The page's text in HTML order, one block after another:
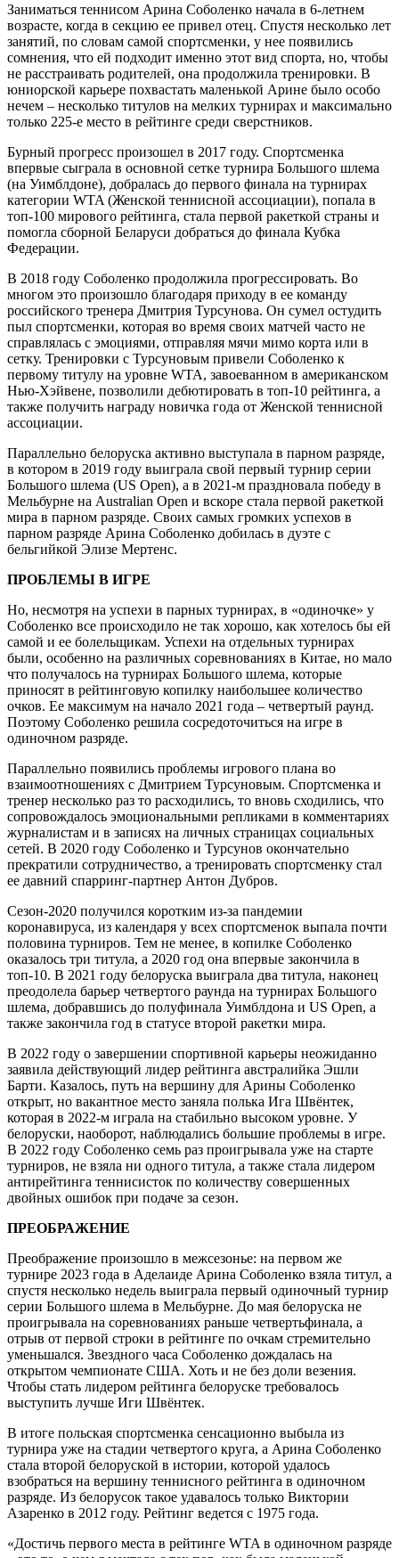
Заниматься теннисом Арина Соболенко начала в 6-летнем
возрасте, когда в секцию ее привел отец. Спустя несколько лет
занятий, по словам самой спортсменки, у нее появились
сомнения, что ей подходит именно этот вид спорта, но, чтобы
не расстраивать родителей, она продолжила тренировки. В
юниорской карьере похвастать маленькой Арине было особо
нечем – несколько титулов на мелких турнирах и максимально
только 225-е место в рейтинге среди сверстников.
Бурный прогресс произошел в 2017 году. Спортсменка
впервые сыграла в основной сетке турнира Большого шлема
(на Уимблдоне), добралась до первого финала на турнирах
категории WTA (Женской теннисной ассоциации), попала в
топ-100 мирового рейтинга, стала первой ракеткой страны и
помогла сборной Беларуси добраться до финала Кубка
Федерации.
В 2018 году Соболенко продолжила прогрессировать. Во
многом это произошло благодаря приходу в ее команду
российского тренера Дмитрия Турсунова. Он сумел остудить
пыл спортсменки, которая во время своих матчей часто не
справлялась с эмоциями, отправляя мячи мимо корта или в
сетку. Тренировки с Турсуновым привели Соболенко к
первому титулу на уровне WTA, завоеванном в американском
Нью-Хэйвене, позволили дебютировать в топ-10 рейтинга, а
также получить награду новичка года от Женской теннисной
ассоциации.
Параллельно белоруска активно выступала в парном разряде,
в котором в 2019 году выиграла свой первый турнир серии
Большого шлема (US Open), а в 2021-м праздновала победу в
Мельбурне на Australian Open и вскоре стала первой ракеткой
мира в парном разряде. Своих самых громких успехов в
парном разряде Арина Соболенко добилась в дуэте с
бельгийкой Элизе Мертенс.
ПРОБЛЕМЫ В ИГРЕ
Но, несмотря на успехи в парных турнирах, в «одиночке» у
Соболенко все происходило не так хорошо, как хотелось бы ей
самой и ее болельщикам. Успехи на отдельных турнирах
были, особенно на различных соревнованиях в Китае, но мало
что получалось на турнирах Большого шлема, которые
приносят в рейтинговую копилку наибольшее количество
очков. Ее максимум на начало 2021 года – четвертый раунд.
Поэтому Соболенко решила сосредоточиться на игре в
одиночном разряде.
Параллельно появились проблемы игрового плана во
взаимоотношениях с Дмитрием Турсуновым. Спортсменка и
тренер несколько раз то расходились, то вновь сходились, что
сопровождалось эмоциональными репликами в комментариях
журналистам и в записях на личных страницах социальных
сетей. В 2020 году Соболенко и Турсунов окончательно
прекратили сотрудничество, а тренировать спортсменку стал
ее давний спарринг-партнер Антон Дубров.
Сезон-2020 получился коротким из-за пандемии
коронавируса, из календаря у всех спортсменок выпала почти
половина турниров. Тем не менее, в копилке Соболенко
оказалось три титула, а 2020 год она впервые закончила в
топ-10. В 2021 году белоруска выиграла два титула, наконец
преодолела барьер четвертого раунда на турнирах Большого
шлема, добравшись до полуфинала Уимблдона и US Open, а
также закончила год в статусе второй ракетки мира.
В 2022 году о завершении спортивной карьеры неожиданно
заявила действующий лидер рейтинга австралийка Эшли
Барти. Казалось, путь на вершину для Арины Соболенко
открыт, но вакантное место заняла полька Ига Швёнтек,
которая в 2022-м играла на стабильно высоком уровне. У
белоруски, наоборот, наблюдались большие проблемы в игре.
В 2022 году Соболенко семь раз проигрывала уже на старте
турниров, не взяла ни одного титула, а также стала лидером
антирейтинга теннисисток по количеству совершенных
двойных ошибок при подаче за сезон.
ПРЕОБРАЖЕНИЕ
Преображение произошло в межсезонье: на первом же
турнире 2023 года в Аделаиде Арина Соболенко взяла титул, а
спустя несколько недель выиграла первый одиночный турнир
серии Большого шлема в Мельбурне. До мая белоруска не
проигрывала на соревнованиях раньше четвертьфинала, а
отрыв от первой строки в рейтинге по очкам стремительно
уменьшался. Звездного часа Соболенко дождалась на
открытом чемпионате США. Хоть и не без доли везения.
Чтобы стать лидером рейтинга белоруске требовалось
выступить лучше Иги Швёнтек.
В итоге польская спортсменка сенсационно выбыла из
турнира уже на стадии четвертого круга, а Арина Соболенко
стала второй белоруской в истории, которой удалось
взобраться на вершину теннисного рейтинга в одиночном
разряде. Из белорусок такое удавалось только Виктории
Азаренко в 2012 году. Рейтинг ведется с 1975 года.
«Достичь первого места в рейтинге WTA в одиночном разряде